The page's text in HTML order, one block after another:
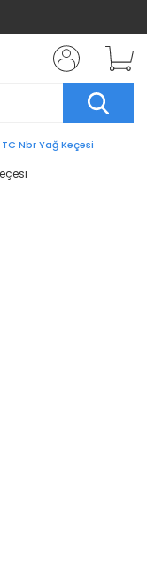
Nbr Yağ Keçesi